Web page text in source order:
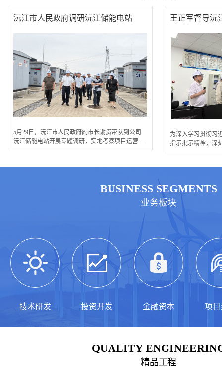
沅江市人民政府调研沅江储能电站
5月29日，沅江市人民政府副市长谢贵带队到公司
沅江储能电站开展专题调研，实地考察项目运营及
安全管理情况。公...
为深入学习贯彻习
指示批示精神，深
贯彻落实省委、...
BUSINESS SEGMENTS
业务板块
技术研发 投资开发 金融资本 项目
QUALITY
精品工程